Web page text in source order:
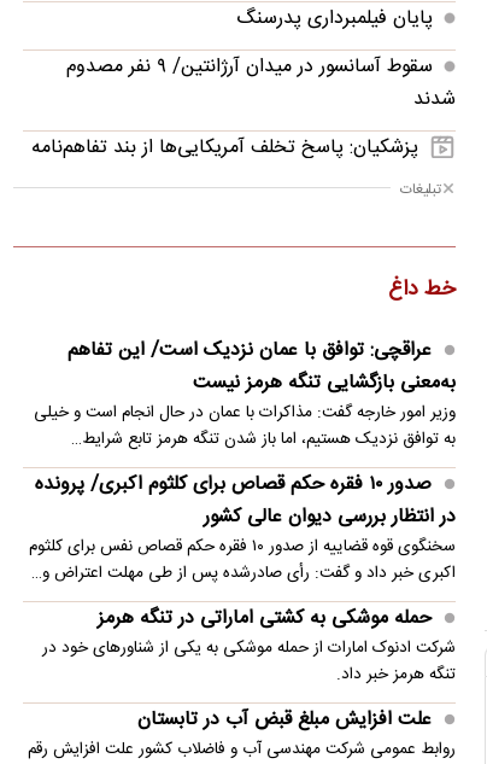
پایان فیلمبرداری پدرسنگ
سقوط آسانسور در میدان آرژانتین/ ۹ نفر مصدوم
شدند
پزشکیان: پاسخ تخلف آمریکایی‌ها از بند تفاهم‌نامه
درباره تنگه هرمز را دادیم
عراقچی: توافق با عمان نزدیک است/ این تفاهم
به‌معنی بازگشایی تنگه هرمز نیست
جنگنده نسل ششمی که قرار است مرکز یک شبکه
رزمی هوایی باشد
در روزهای پایانی مردادماه کدام کنسرت‌ها روی صحنه
می‌روند؟
صدور ۱۰ فقره حکم قصاص برای کلثوم اکبری/ پرونده
در انتظار بررسی دیوان عالی کشور
جوراب‌ شهباز شریف مورد توجه کاربران فضای مجازی
تبلیغات
خط داغ
عراقچی: توافق با عمان نزدیک است/ این تفاهم
به‌معنی بازگشایی تنگه هرمز نیست
وزیر امور خارجه گفت: مذاکرات با عمان در حال انجام است و خیلی
به توافق نزدیک هستیم، اما باز شدن تنگه هرمز تابع شرایط…
صدور ۱۰ فقره حکم قصاص برای کلثوم اکبری/ پرونده
در انتظار بررسی دیوان عالی کشور
سخنگوی قوه قضاییه از صدور ۱۰ فقره حکم قصاص نفس برای کلثوم
اکبری خبر داد و گفت: رأی صادرشده پس از طی مهلت اعتراض و…
حمله موشکی به کشتی اماراتی در تنگه هرمز
شرکت ادنوک امارات از حمله موشکی به یکی از شناورهای خود در
تنگه هرمز خبر داد.
علت افزایش مبلغ قبض آب در تابستان
روابط عمومی شرکت مهندسی آب و فاضلاب کشور علت افزایش رقم